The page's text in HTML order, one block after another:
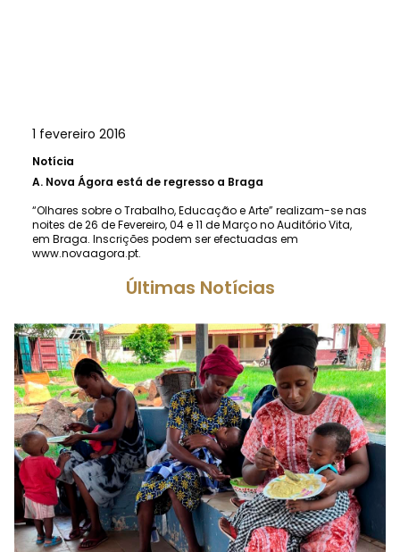
1 fevereiro 2016
Notícia
A. Nova Ágora está de regresso a Braga
“Olhares sobre o Trabalho, Educação e Arte” realizam-se nas
noites de 26 de Fevereiro, 04 e 11 de Março no Auditório Vita,
em Braga. Inscrições podem ser efectuadas em
www.novaagora.pt.
Últimas Notícias